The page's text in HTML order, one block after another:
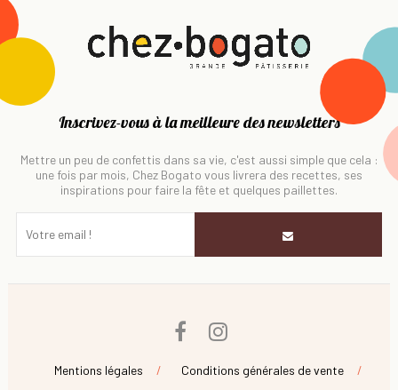
Inscrivez-vous à la meilleure des newsletters
Mettre un peu de confettis dans sa vie, c'est aussi simple que cela :
une fois par mois, Chez Bogato vous livrera des recettes, ses
inspirations pour faire la fête et quelques paillettes.
Facebook
Mentions légales Conditions générales de vente